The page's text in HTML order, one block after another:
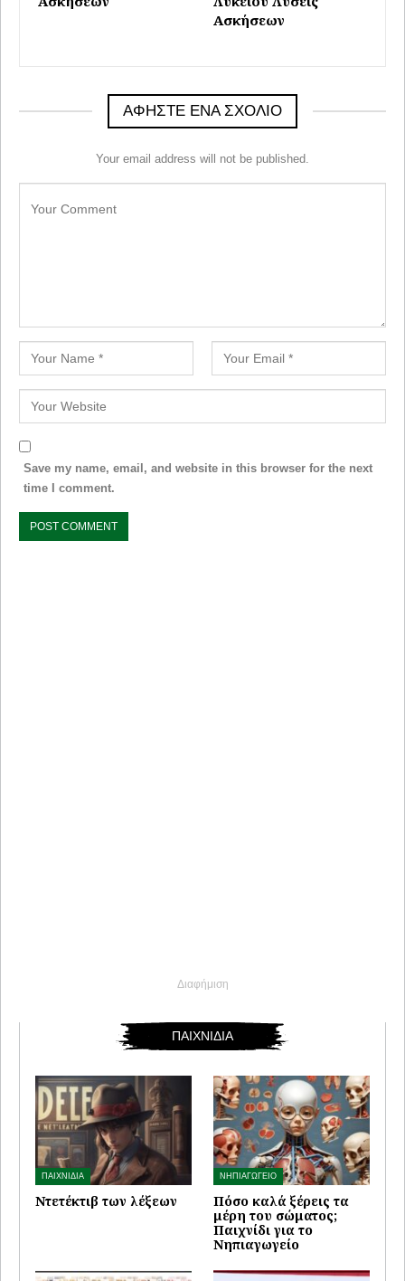
Ασκήσεων
ΑΦΉΣΤΕ ΈΝΑ ΣΧΌΛΙΟ
Your email address will not be published.
Save my name, email, and website in this browser for the next
time I comment.
Διαφήμιση
ΠΑΙΧΝΙΔΙΑ
ΠΑΙΧΝΙΔΙΑ
Ντετέκτιβ των λέξεων
ΝΗΠΙΑΓΩΓΕΙΟ
Πόσο καλά ξέρεις τα
μέρη του σώματος;
Παιχνίδι για το
Νηπιαγωγείο